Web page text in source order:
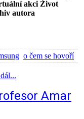
akci Život
autora
o čem se hovoří
Amar